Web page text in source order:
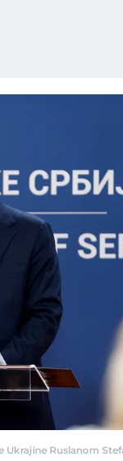
Ruslanom